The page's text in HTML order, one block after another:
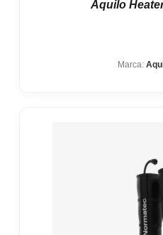
Aquilo
Marca: